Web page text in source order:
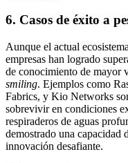
6. Casos de éxito a
Aunque el actual
empresas han logrado
de conocimiento de mayor
smiling. Ejemplos como
Fabrics, y Kio Networks
sobrevivir en condiciones
respiraderos de aguas
demostrado una capacidad
innovación desafiante.